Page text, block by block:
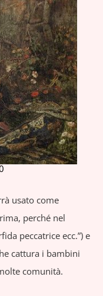
usato come
perché nel
peccatrice ecc.”) e
cattura i bambini
comunità.